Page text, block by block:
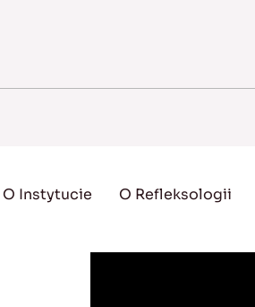
O Instytucie O Refleksologii